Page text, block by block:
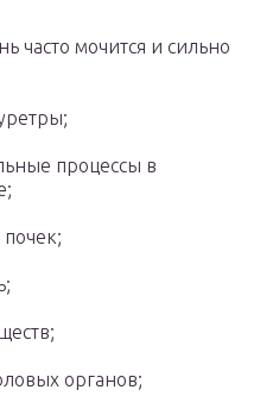
часто мочится и сильно
процессы в
органов;